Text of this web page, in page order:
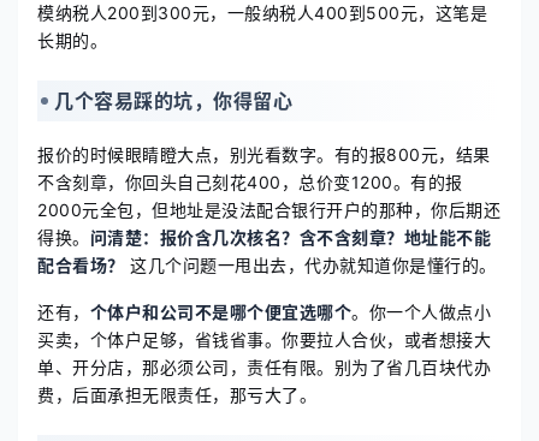
模纳税人200到300元，一般纳税人400到500元，这笔是
长期的。
几个容易踩的坑，你得留心
报价的时候眼睛瞪大点，别光看数字。有的报800元，结果
不含刻章，你回头自己刻花400，总价变1200。有的报
2000元全包，但地址是没法配合银行开户的那种，你后期还
得换。 问清楚：报价含几次核名？含不含刻章？地址能不能
配合看场？
这几个问题一甩出去，代办就知道你是懂行的。
还有， 个体户和公司不是哪个便宜选哪个。你一个人做点小
买卖，个体户足够，省钱省事。你要拉人合伙，或者想接大
单、开分店，那必须公司，责任有限。别为了省几百块代办
费，后面承担无限责任，那亏大了。